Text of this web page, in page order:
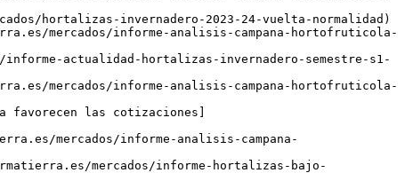
hortalizas-invernadero-2023-24-vuelta-normalidad)
mercados/informe-analisis-campana-hortofruticola-
actualidad-hortalizas-invernadero-semestre-s1-
mercados/informe-analisis-campana-hortofruticola-
favorecen las cotizaciones]
mercados/informe-analisis-campana-
mercados/informe-hortalizas-bajo-